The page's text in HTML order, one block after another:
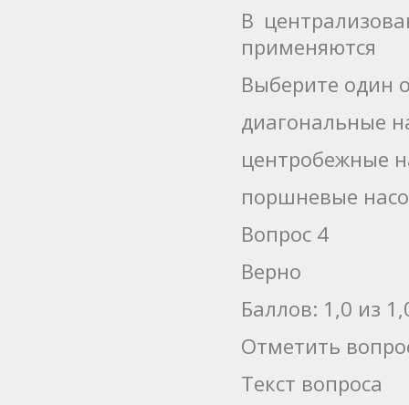
В
применяются
Выберите один
диагональные
центробежные
поршневые
Вопрос 4
Верно
Баллов: 1,0 из
Отметить
Текст вопроса